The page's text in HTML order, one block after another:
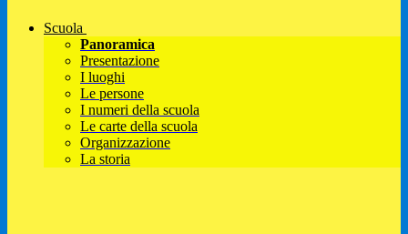
Scuola
Panoramica
Presentazione
I luoghi
Le persone
I numeri della scuola
Le carte della scuola
Organizzazione
La storia